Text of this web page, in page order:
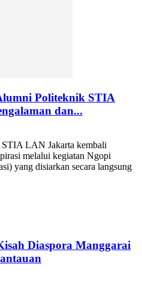
Politeknik STIA
dan...
LAN Jakarta kembali
melalui kegiatan Ngopi
yang disiarkan secara langsung
Diaspora Manggarai